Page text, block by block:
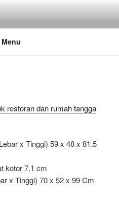
/ Cafe , Hotel
Menu
x Tinggi) 59 x 48 x 81.5
kotor 7.1 cm
x Tinggi) 70 x 52 x 99 Cm